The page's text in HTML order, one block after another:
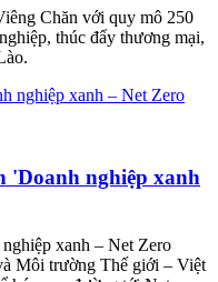
Chăn với quy mô 250
thúc đẩy thương mại,
'Doanh nghiệp xanh
xanh – Net Zero
Môi trường Thế giới – Việt